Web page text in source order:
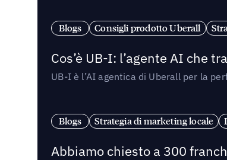
Blogs Consigli prodotto Uberall
Cos’è UB-I: l’agente AI che
UB-I è l’AI agentica di Uberall per la
Blogs Strategia di marketing locale
Abbiamo chiesto a 300